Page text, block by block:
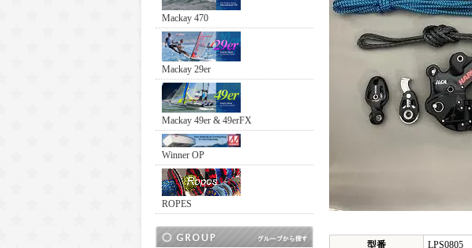
Mackay 470
Mackay 29er
Mackay 49er & 49erFX
Winner OP
ROPES
型番
LPS0805